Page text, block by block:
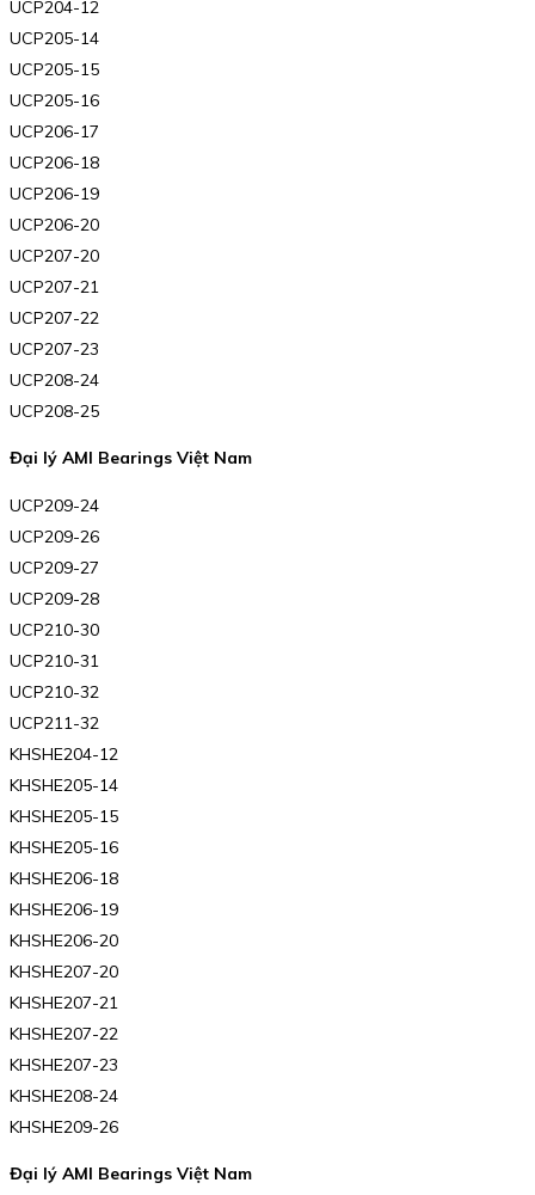
UCP204-12
UCP205-14
UCP205-15
UCP205-16
UCP206-17
UCP206-18
UCP206-19
UCP206-20
UCP207-20
UCP207-21
UCP207-22
UCP207-23
UCP208-24
UCP208-25
Đại lý AMI Bearings Việt Nam
UCP209-24
UCP209-26
UCP209-27
UCP209-28
UCP210-30
UCP210-31
UCP210-32
UCP211-32
KHSHE204-12
KHSHE205-14
KHSHE205-15
KHSHE205-16
KHSHE206-18
KHSHE206-19
KHSHE206-20
KHSHE207-20
KHSHE207-21
KHSHE207-22
KHSHE207-23
KHSHE208-24
KHSHE209-26
Đại lý AMI Bearings Việt Nam